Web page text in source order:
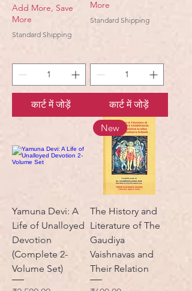
Add More, Save
More
Standard Shipping
कार्ट में जोड़ें
More
Standard Shipping
कार्ट में जोड़ें
Yamuna Devi: A
Life of Unalloyed
Devotion
(Complete 2-
Volume Set)
New
The History and
Literature of The
Gaudiya
Vaishnavas and
Their Relation